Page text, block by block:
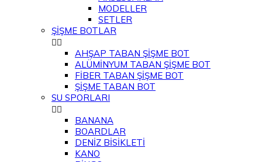
MODELLER
SETLER
ŞİŞME BOTLAR

AHŞAP TABAN ŞİŞME BOT
ALÜMİNYUM TABAN ŞİŞME BOT
FİBER TABAN ŞİŞME BOT
ŞİŞME TABAN BOT
SU SPORLARI

BANANA
BOARDLAR
DENİZ BİSİKLETİ
KANO